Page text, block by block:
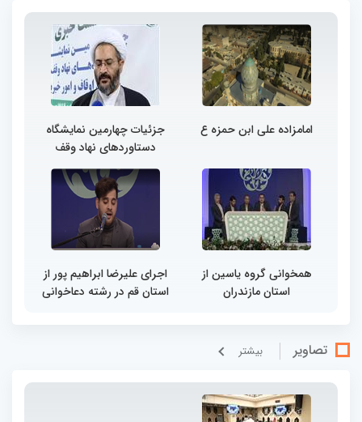
امامزاده علی ابن حمزه ع
جزئیات چهارمین نمایشگاه
دستاوردهای نهاد وقف
همخوانی گروه یاسین از
استان مازندران
اجرای علیرضا ابراهیم پور از
استان قم در رشته دعاخوانی
تصاویر بيشتر